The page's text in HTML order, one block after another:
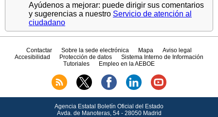
Ayúdenos a mejorar: puede dirigir sus comentarios
y sugerencias a nuestro Servicio de atención al
ciudadano
Contactar Sobre la sede electrónica Mapa
Aviso legal
Accesibilidad
Protección de datos
Sistema Interno de Información
Tutoriales
Empleo en la AEBOE
Agencia Estatal Boletín Oficial del Estado
Avda. de Manoteras, 54 - 28050 Madrid